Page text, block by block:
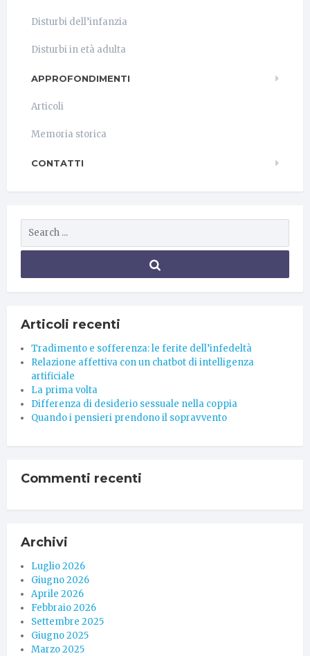
Disturbi dell’infanzia
Disturbi in età adulta
APPROFONDIMENTI
Articoli
Memoria storica
CONTATTI
Articoli recenti
Tradimento e sofferenza: le ferite dell’infedeltà
Relazione affettiva con un chatbot di intelligenza
artificiale
La prima volta
Differenza di desiderio sessuale nella coppia
Quando i pensieri prendono il sopravvento
Commenti recenti
Archivi
Luglio 2026
Giugno 2026
Aprile 2026
Febbraio 2026
Settembre 2025
Giugno 2025
Marzo 2025